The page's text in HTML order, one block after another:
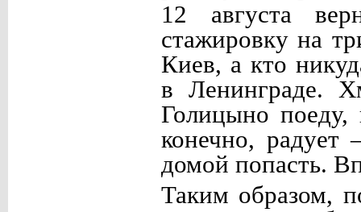
12 августа
стажировку на
Киев, а кто
в Ленинграде.
Голицыно поеду,
конечно,
домой попасть.
Таким образом,